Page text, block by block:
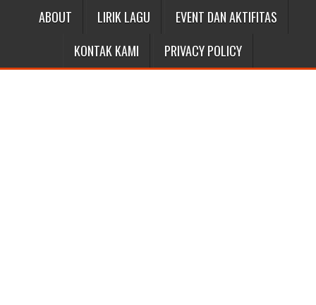
ABOUT LIRIK LAGU
EVENT DAN AKTIFITAS
KONTAK KAMI
PRIVACY POLICY